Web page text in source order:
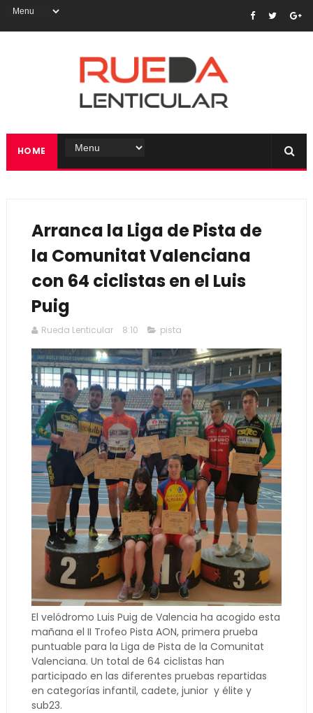
HOME
Arranca la Liga de Pista de
la Comunitat Valenciana
con 64 ciclistas en el Luis
Puig
Rueda Lenticular 8:10 pista
El velódromo Luis Puig de Valencia ha acogido esta
mañana el II Trofeo Pista AON, primera prueba
puntuable para la Liga de Pista de la Comunitat
Valenciana. Un total de 64 ciclistas han
participado en las diferentes pruebas repartidas
en categorías infantil, cadete, junior y élite y
sub23.